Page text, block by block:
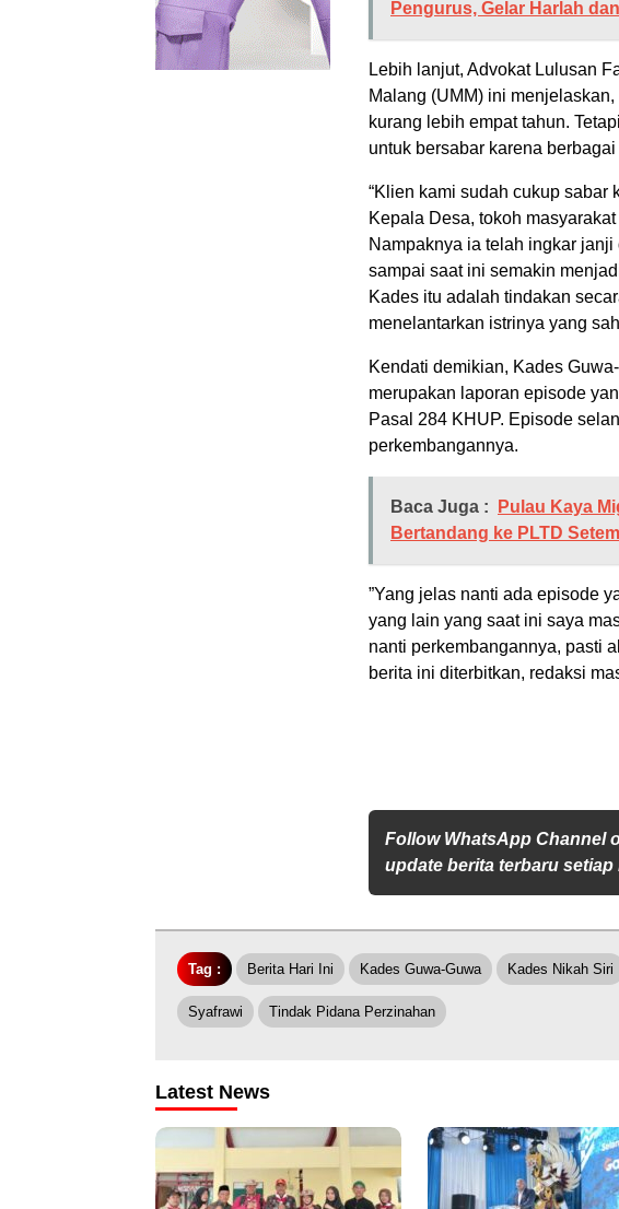
Pengurus, Gelar Harlah
Lebih lanjut, Advokat Lulusan
Malang (UMM) ini
kurang lebih empat tahun.
untuk bersabar karena
“Klien kami sudah cukup sabar
Kepala Desa, tokoh
Nampaknya ia telah ingkar
sampai saat ini semakin
Kades itu adalah tindakan
menelantarkan istrinya yang
Kendati demikian, Kades
merupakan laporan episode
Pasal 284 KHUP. Episode
perkembangannya.
Baca Juga :
Pulau Kaya
Bertandang ke PLTD
”Yang jelas nanti ada episode
yang lain yang saat ini saya
nanti perkembangannya, pasti
berita ini diterbitkan, redaksi
Follow WhatsApp Channel
update berita terbaru setiap
Tag : Berita Hari Ini Kades Guwa-Guwa Kades Nikah Siri
Syafrawi Tindak Pidana Perzinahan
Latest News